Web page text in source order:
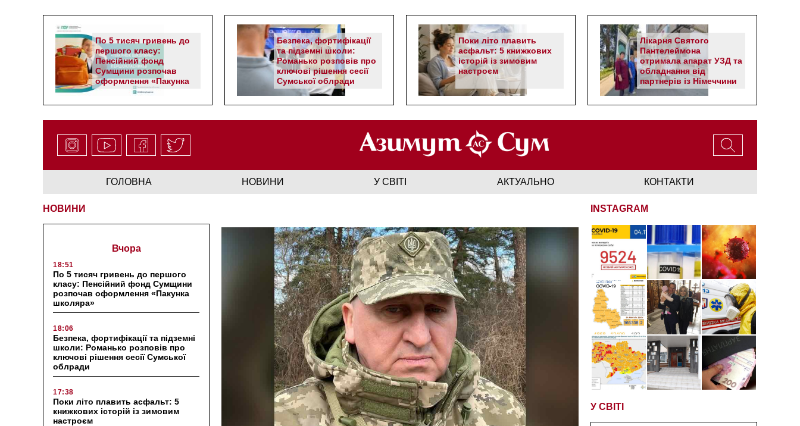
По 5 тисяч гривень до
першого класу:
Пенсійний фонд
Сумщини розпочав
оформлення «Пакунка
школяра»
Безпека, фортифікації
та підземні школи:
Романько розповів про
ключові рішення сесії
Сумської облради
Поки літо плавить
асфальт: 5 книжкових
історій із зимовим
настроєм
Лікарня Святого
Пантелеймона
отримала апарат УЗД та
обладнання від
партнерів із Німеччини
ГОЛОВНА НОВИНИ У СВІТІ АКТУАЛЬНО КОНТАКТИ
НОВИНИ
Вчора
18:51
По 5 тисяч гривень до першого
класу: Пенсійний фонд Сумщини
розпочав оформлення «Пакунка
школяра»
18:06
Безпека, фортифікації та підземні
школи: Романько розповів про
ключові рішення сесії Сумської
облради
17:38
Поки літо плавить асфальт: 5
книжкових історій із зимовим
настроєм
INSTAGRAM
У СВІТІ